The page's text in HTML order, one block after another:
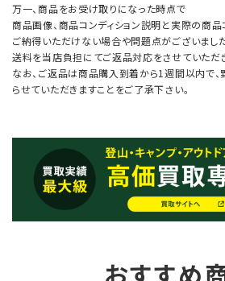
万一、商品をお受け取りになった時点で
商品画像、商品コンディション説明と実際の商品
ご納得いただけない場合や問題点がございまし
送料を当店負担にてご返品対応をさせていただき
なお、ご返品は商品購入到着から1週間以内で
らせていただきますことをご了承下さい。